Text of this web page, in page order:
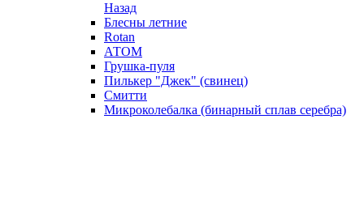
Назад
Блесны летние
Rotan
АТОМ
Грушка-пуля
Пилькер "Джек" (свинец)
Смитти
Микроколебалка (бинарный сплав серебра)